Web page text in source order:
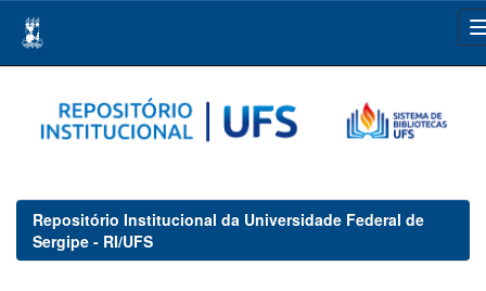
navigation
Repositório Institucional da Universidade Federal de
Sergipe - RI/UFS